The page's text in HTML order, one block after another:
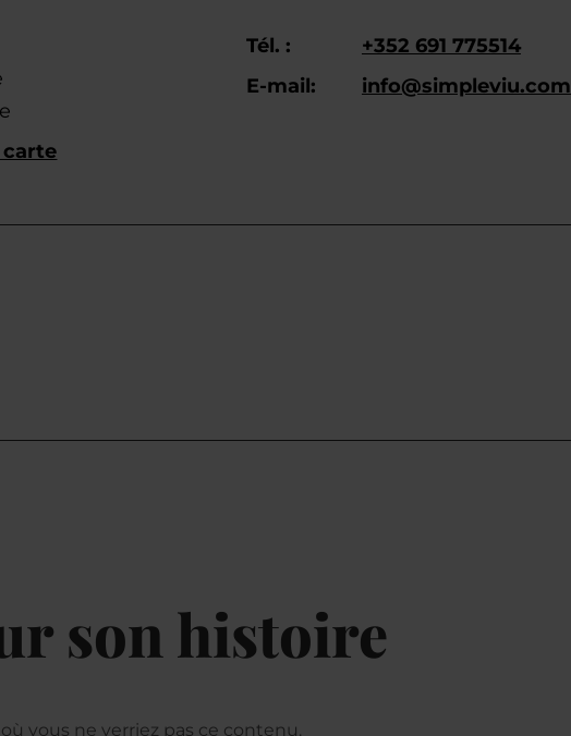
Tél. :
+352 691 775514
E-mail:
info@simpleviu.com
son histoire
vous ne verriez pas ce contenu.